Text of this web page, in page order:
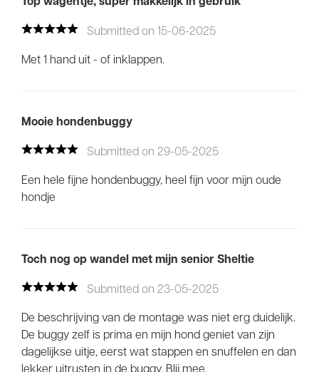
Submitted on 15-06-2025
Met 1 hand uit - of inklappen.
Mooie hondenbuggy
Submitted on 29-05-2025
Een hele fijne hondenbuggy, heel fijn voor mijn oude
hondje
Toch nog op wandel met mijn senior Sheltie
Submitted on 23-05-2025
De beschrijving van de montage was niet erg duidelijk.
De buggy zelf is prima en mijn hond geniet van zijn
dagelijkse uitje, eerst wat stappen en snuffelen en dan
lekker uitrusten in de buggy. Blij mee.